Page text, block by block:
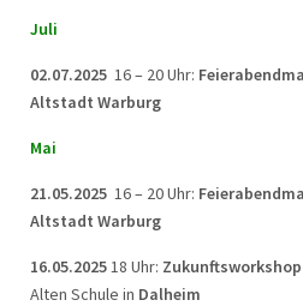
Juli
02.07.2025 16 – 20 Uhr:
Altstadt Warburg
Mai
21.05.2025 16 – 20 Uhr:
Altstadt Warburg
16.05.202518 Uhr: Zukunftsworkshop
Alten Schule in Dalheim